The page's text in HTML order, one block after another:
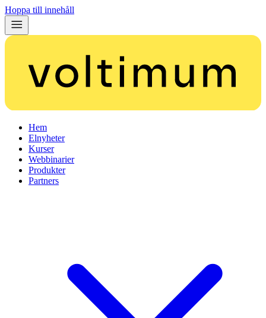
Hoppa till innehåll
Hem
Elnyheter
Kurser
Webbinarier
Produkter
Partners